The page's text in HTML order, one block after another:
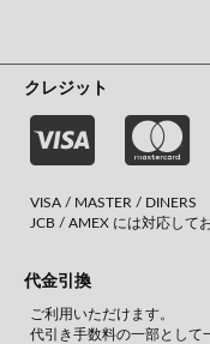
クレジット
VISA / MASTER / DINERS
JCB / AMEX には対応して
代金引換
ご利用いただけます。
代引き手数料の一部として